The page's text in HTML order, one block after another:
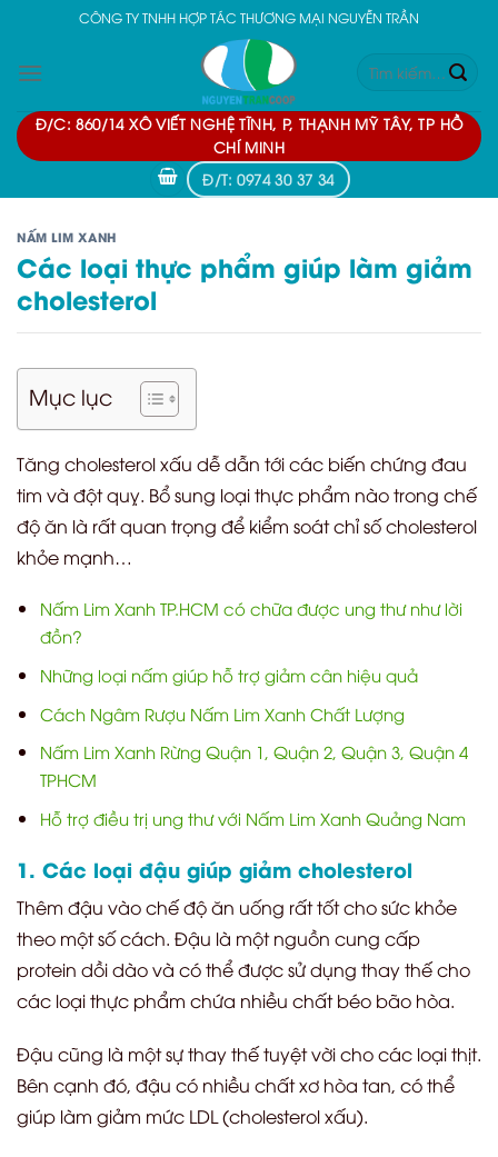
content
CÔNG TY TNHH HỢP TÁC THƯƠNG MẠI NGUYỄN TRẦN
Tìm
kiếm:
Đ/C: 860/14 XÔ VIẾT NGHỆ TĨNH, P, THẠNH MỸ TÂY, TP HỒ
CHÍ MINH
Đ/T: 0974 30 37 34
NẤM LIM XANH
Các loại thực phẩm giúp làm giảm
cholesterol
Mục lục
Tăng cholesterol xấu dễ dẫn tới các biến chứng đau
tim và đột quỵ. Bổ sung loại thực phẩm nào trong chế
độ ăn là rất quan trọng để kiểm soát chỉ số cholesterol
khỏe mạnh…
Nấm Lim Xanh TP.HCM có chữa được ung thư như lời
đồn?
Những loại nấm giúp hỗ trợ giảm cân hiệu quả
Cách Ngâm Rượu Nấm Lim Xanh Chất Lượng
Nấm Lim Xanh Rừng Quận 1, Quận 2, Quận 3, Quận 4
TPHCM
Hỗ trợ điều trị ung thư với Nấm Lim Xanh Quảng Nam
1. Các loại đậu giúp giảm cholesterol
Thêm đậu vào chế độ ăn uống rất tốt cho sức khỏe
theo một số cách. Đậu là một nguồn cung cấp
protein dồi dào và có thể được sử dụng thay thế cho
các loại thực phẩm chứa nhiều chất béo bão hòa.
Đậu cũng là một sự thay thế tuyệt vời cho các loại thịt.
Bên cạnh đó, đậu có nhiều chất xơ hòa tan, có thể
giúp làm giảm mức LDL (cholesterol xấu).